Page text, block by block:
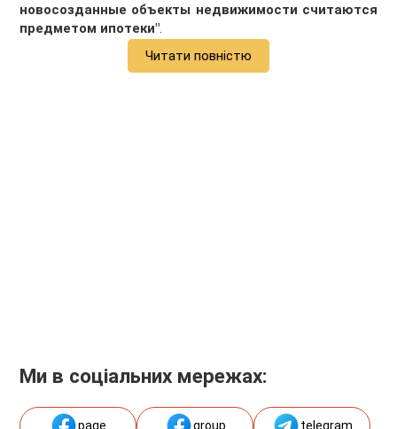
новосозданные объекты недвижимости считаются
предметом ипотеки".
Читати повністю
Ми в соціальних мережах:
page group telegram